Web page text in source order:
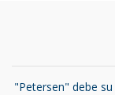
"Petersen" debe